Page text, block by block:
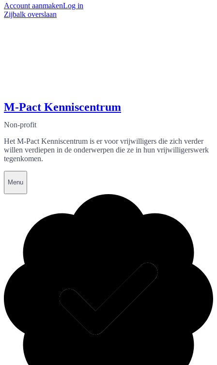
Account aanmakenLog in
Zijbalk overslaan
M-Pact Kenniscentrum
Non-profit
Het M-Pact Kenniscentrum is er voor vrijwilligers die zich verder
willen verdiepen in de onderwerpen die ze in hun vrijwilligerswerk
tegenkomen.
Menu